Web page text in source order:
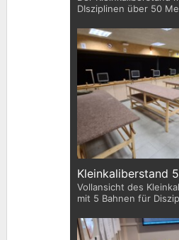
DIsziplinen über 50
Kleinkaliberstand
Vollansicht des
mit 5 Bahnen für